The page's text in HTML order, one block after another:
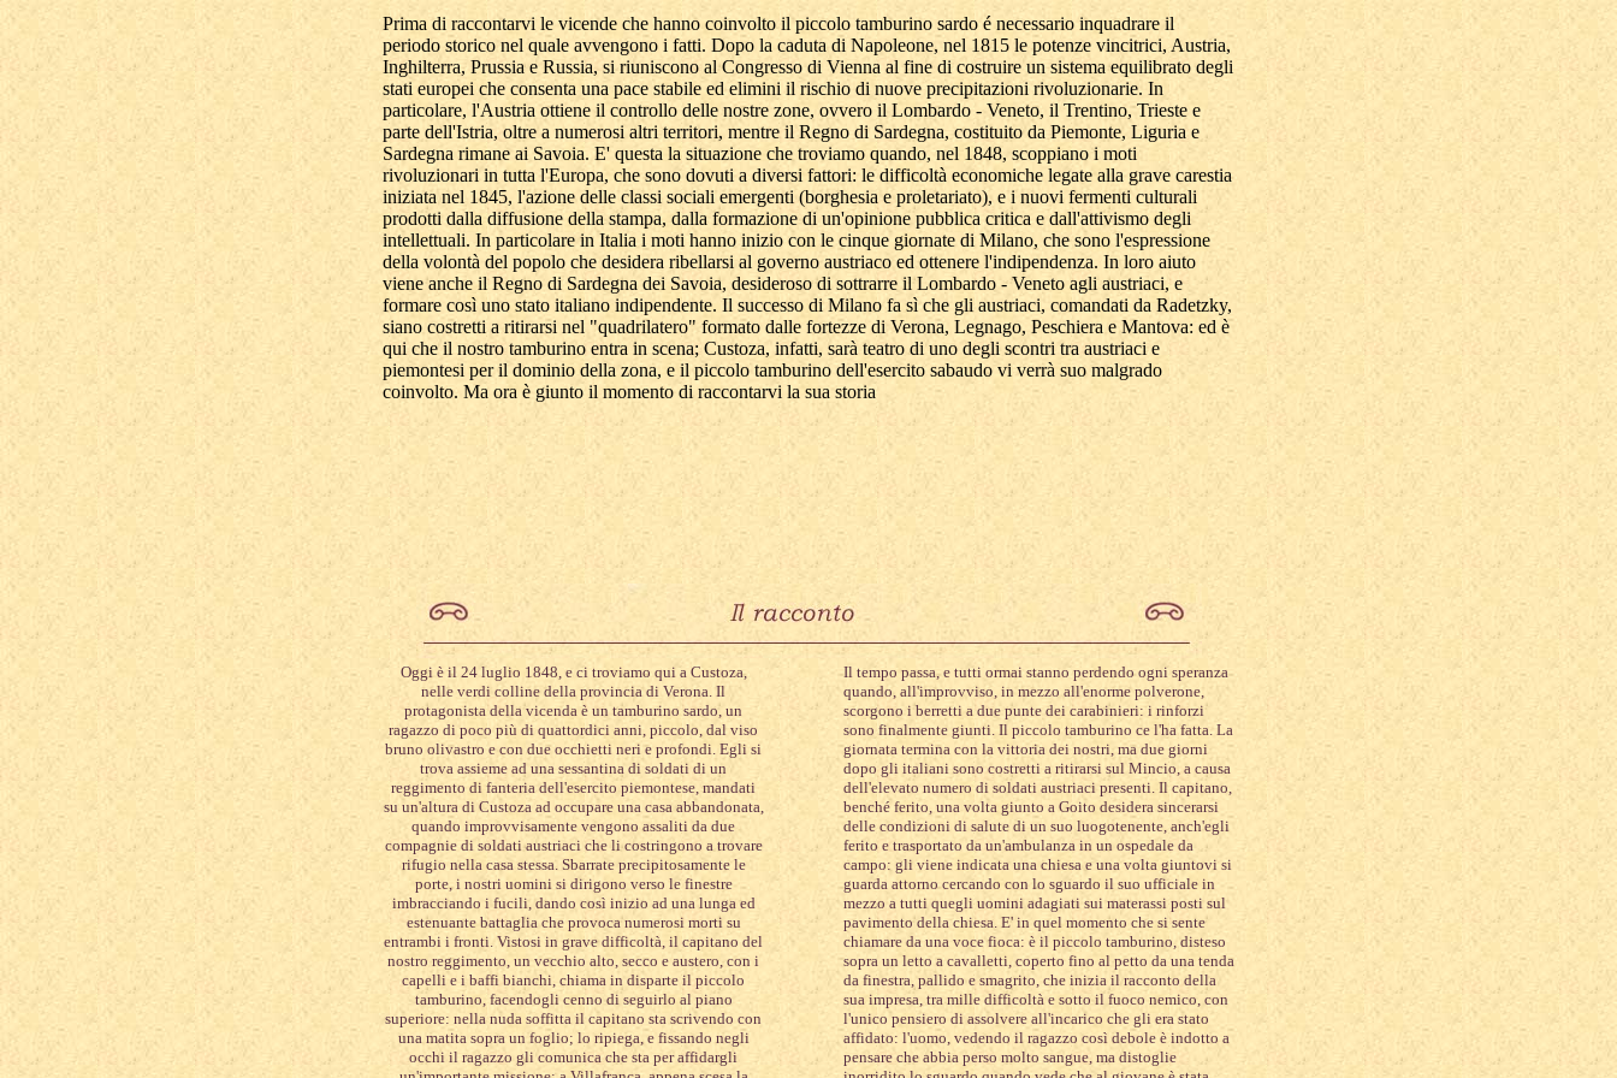
Prima di raccontarvi le vicende che hanno coinvolto il piccolo tamburino sardo é necessario inquadrare il
periodo storico nel quale avvengono i fatti. Dopo la caduta di Napoleone, nel 1815 le potenze vincitrici, Austria,
Inghilterra, Prussia e Russia, si riuniscono al Congresso di Vienna al fine di costruire un sistema equilibrato degli
stati europei che consenta una pace stabile ed elimini il rischio di nuove precipitazioni rivoluzionarie. In
particolare, l'Austria ottiene il controllo delle nostre zone, ovvero il Lombardo - Veneto, il Trentino, Trieste e
parte dell'Istria, oltre a numerosi altri territori, mentre il Regno di Sardegna, costituito da Piemonte, Liguria e
Sardegna rimane ai Savoia. E' questa la situazione che troviamo quando, nel 1848, scoppiano i moti
rivoluzionari in tutta l'Europa, che sono dovuti a diversi fattori: le difficoltà economiche legate alla grave carestia
iniziata nel 1845, l'azione delle classi sociali emergenti (borghesia e proletariato), e i nuovi fermenti culturali
prodotti dalla diffusione della stampa, dalla formazione di un'opinione pubblica critica e dall'attivismo degli
intellettuali. In particolare in Italia i moti hanno inizio con le cinque giornate di Milano, che sono l'espressione
della volontà del popolo che desidera ribellarsi al governo austriaco ed ottenere l'indipendenza. In loro aiuto
viene anche il Regno di Sardegna dei Savoia, desideroso di sottrarre il Lombardo - Veneto agli austriaci, e
formare così uno stato italiano indipendente. Il successo di Milano fa sì che gli austriaci, comandati da Radetzky,
siano costretti a ritirarsi nel "quadrilatero" formato dalle fortezze di Verona, Legnago, Peschiera e Mantova: ed è
qui che il nostro tamburino entra in scena; Custoza, infatti, sarà teatro di uno degli scontri tra austriaci e
piemontesi per il dominio della zona, e il piccolo tamburino dell'esercito sabaudo vi verrà suo malgrado
coinvolto. Ma ora è giunto il momento di raccontarvi la sua storia
Oggi è il 24 luglio 1848, e ci troviamo qui a Custoza,
nelle verdi colline della provincia di Verona. Il
protagonista della vicenda è un tamburino sardo, un
ragazzo di poco più di quattordici anni, piccolo, dal viso
bruno olivastro e con due occhietti neri e profondi. Egli si
trova assieme ad una sessantina di soldati di un
reggimento di fanteria dell'esercito piemontese, mandati
su un'altura di Custoza ad occupare una casa abbandonata,
quando improvvisamente vengono assaliti da due
compagnie di soldati austriaci che li costringono a trovare
rifugio nella casa stessa. Sbarrate precipitosamente le
porte, i nostri uomini si dirigono verso le finestre
imbracciando i fucili, dando così inizio ad una lunga ed
estenuante battaglia che provoca numerosi morti su
entrambi i fronti. Vistosi in grave difficoltà, il capitano del
nostro reggimento, un vecchio alto, secco e austero, con i
capelli e i baffi bianchi, chiama in disparte il piccolo
tamburino, facendogli cenno di seguirlo al piano
superiore: nella nuda soffitta il capitano sta scrivendo con
una matita sopra un foglio; lo ripiega, e fissando negli
occhi il ragazzo gli comunica che sta per affidargli
Il tempo passa, e tutti ormai stanno perdendo ogni speranza
quando, all'improvviso, in mezzo all'enorme polverone,
scorgono i berretti a due punte dei carabinieri: i rinforzi
sono finalmente giunti. Il piccolo tamburino ce l'ha fatta. La
giornata termina con la vittoria dei nostri, ma due giorni
dopo gli italiani sono costretti a ritirarsi sul Mincio, a causa
dell'elevato numero di soldati austriaci presenti. Il capitano,
benché ferito, una volta giunto a Goito desidera sincerarsi
delle condizioni di salute di un suo luogotenente, anch'egli
ferito e trasportato da un'ambulanza in un ospedale da
campo: gli viene indicata una chiesa e una volta giuntovi si
guarda attorno cercando con lo sguardo il suo ufficiale in
mezzo a tutti quegli uomini adagiati sui materassi posti sul
pavimento della chiesa. E' in quel momento che si sente
chiamare da una voce fioca: è il piccolo tamburino, disteso
sopra un letto a cavalletti, coperto fino al petto da una tenda
da finestra, pallido e smagrito, che inizia il racconto della
sua impresa, tra mille difficoltà e sotto il fuoco nemico, con
l'unico pensiero di assolvere all'incarico che gli era stato
affidato: l'uomo, vedendo il ragazzo così debole è indotto a
pensare che abbia perso molto sangue, ma distoglie